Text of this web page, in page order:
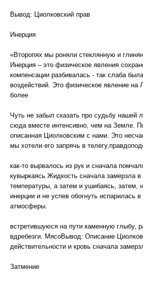
Вывод: Циолковский прав
Инерция
«Второпях мы роняли стеклянную и
Инерция – это физическое явления
компенсации разбивалась - так слаба
воздействий. Это физическое явление на
более
Чуть не забыл сказать про судьбу нашей
сюда вместе интенсивно, чем на Земле.
описанная Циолковским с нами. Это
мы хотели его запрячь в
как-то вырвалось из рук и сначала
кувыркаясь Жидкость сначала замерзла в
температуры, а затем и ушибаясь, затем,
инерции и не успев обогнуть испарилась
атмосферы.
встретившуюся на пути каменную глыбу,
вдребезги. МясоВывод: Описание
действительности и кровь сначала
Затмение